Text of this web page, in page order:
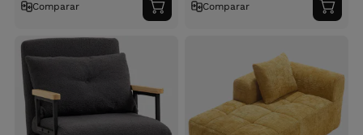
Comparar
Adicionar
ao
Comparar
ao